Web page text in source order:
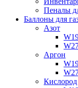
Пеналы
Баллоны для
Азот
Аргон
Кислород